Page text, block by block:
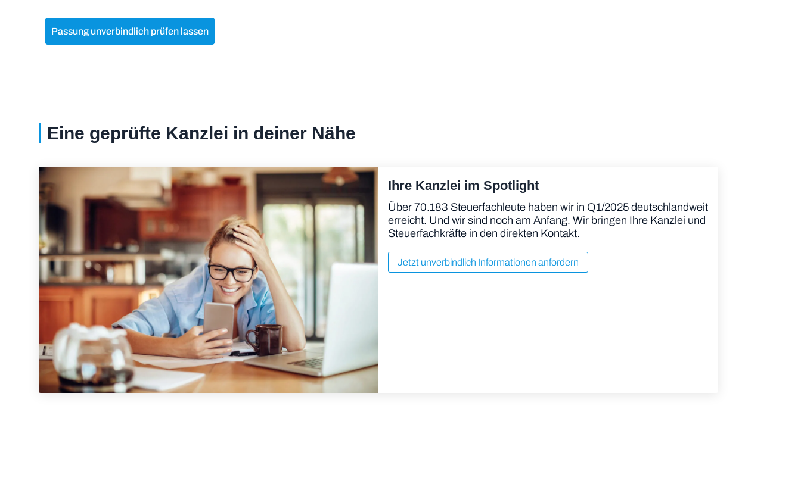
Passung unverbindlich prüfen lassen
Eine geprüfte Kanzlei in deiner Nähe
Ihre Kanzlei im Spotlight
Über 70.183 Steuerfachleute haben wir in Q1/2025 deutschlandweit
erreicht. Und wir sind noch am Anfang. Wir bringen Ihre Kanzlei und
Steuerfachkräfte in den direkten Kontakt.
Jetzt unverbindlich Informationen anfordern